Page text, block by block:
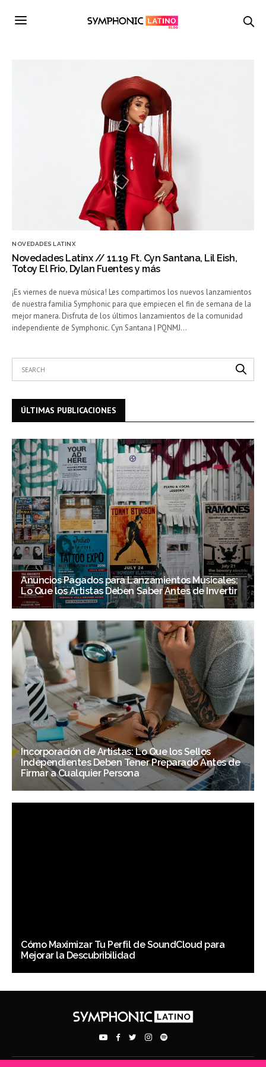
NOVEDADES LATINX
Novedades Latinx // 11.19 Ft. Cyn Santana, Lil Eish,
Totoy El Frio, Dylan Fuentes y más
¡Es viernes de nueva música! Les compartimos los nuevos lanzamientos
de nuestra familia Symphonic para que empiecen el fin de semana de la
mejor manera. Disfruta de los últimos lanzamientos de la comunidad
independiente de Symphonic. Cyn Santana | PQNMJ…
ÚLTIMAS PUBLICACIONES
Anuncios Pagados para Lanzamientos Musicales:
Lo Que los Artistas Deben Saber Antes de Invertir
Incorporación de Artistas: Lo Que los Sellos
Independientes Deben Tener Preparado Antes de
Firmar a Cualquier Persona
Cómo Maximizar Tu Perfil de SoundCloud para
Mejorar la Descubribilidad